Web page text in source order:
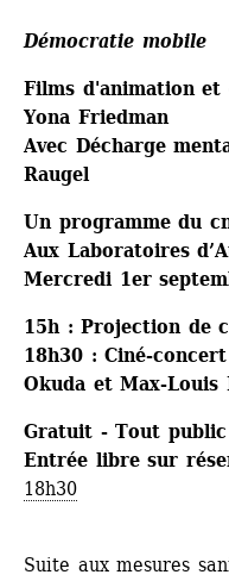
Démocratie mobile
Films d'animation et
Yona Friedman
Avec Décharge
Raugel
Un programme du
Aux Laboratoires
Mercredi 1er
15h : Projection de
18h30 : Ciné-
Okuda et Max-Louis
Gratuit - Tout public
Entrée libre sur
18h30
Suite aux mesures